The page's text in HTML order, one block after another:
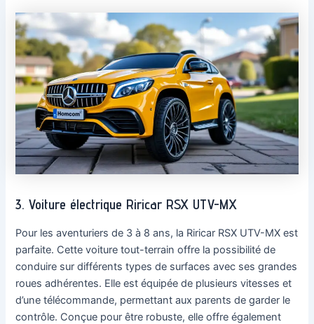
3. Voiture électrique Riricar RSX UTV-MX
Pour les aventuriers de 3 à 8 ans, la Riricar RSX UTV-MX est
parfaite. Cette voiture tout-terrain offre la possibilité de
conduire sur différents types de surfaces avec ses grandes
roues adhérentes. Elle est équipée de plusieurs vitesses et
d’une télécommande, permettant aux parents de garder le
contrôle. Conçue pour être robuste, elle offre également